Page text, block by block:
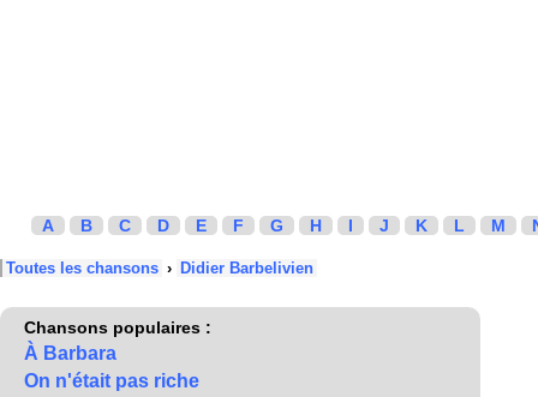
A B C D E F G H I J K L M
Toutes les chansons › Didier Barbelivien
Chansons populaires :
À Barbara
On n'était pas riche